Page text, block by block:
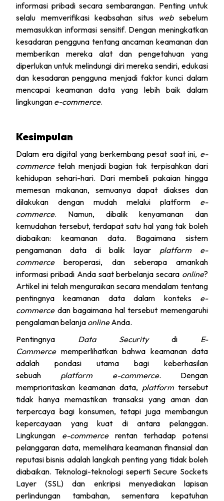
informasi pribadi secara sembarangan. Penting untuk
selalu memverifikasi keabsahan situs websebelum
memasukkan informasi sensitif. Dengan meningkatkan
kesadaran pengguna tentang ancaman keamanan dan
memberikan mereka alat dan pengetahuan yang
diperlukan untuk melindungi diri mereka sendiri, edukasi
dan kesadaran pengguna menjadi faktor kunci dalam
mencapai keamanan data yang lebih baik dalam
lingkungan e-commerce.
Kesimpulan
Dalam era digital yang berkembang pesat saat ini, e-
commercetelah menjadi bagian tak terpisahkan dari
kehidupan sehari-hari. Dari membeli pakaian hingga
memesan makanan, semuanya dapat diakses dan
dilakukan dengan mudah melalui platform e-
commerce. Namun, dibalik kenyamanan dan
kemudahan tersebut, terdapat satu hal yang tak boleh
diabaikan: keamanan data. Bagaimana sistem
pengamanan data di balik layar platform e-
commerceberoperasi, dan seberapa amankah
informasi pribadi Anda saat berbelanja secara online?
Artikel ini telah menguraikan secara mendalam tentang
pentingnya keamanan data dalam konteks e-
commercedan bagaimana hal tersebut memengaruhi
pengalaman belanja onlineAnda.
Pentingnya Data Securitydi E-
Commercememperlihatkan bahwa keamanan data
adalah pondasi utama bagi keberhasilan
sebuah platform e-commerce. Dengan
memprioritaskan keamanan data, platform tersebut
tidak hanya memastikan transaksi yang aman dan
terpercaya bagi konsumen, tetapi juga membangun
kepercayaan yang kuat di antara pelanggan.
Lingkungan e-commercerentan terhadap potensi
pelanggaran data, memelihara keamanan finansial dan
reputasi bisnis adalah langkah penting yang tidak boleh
diabaikan. Teknologi-teknologi seperti Secure Sockets
Layer (SSL) dan enkripsi menyediakan lapisan
perlindungan tambahan, sementara kepatuhan